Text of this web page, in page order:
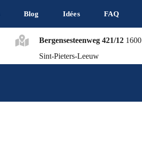
Blog Idées FAQ
Bergensesteenweg 421/121600
Sint-Pieters-Leeuw